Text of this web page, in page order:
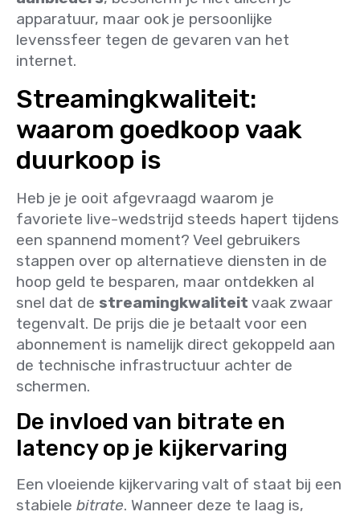
apparatuur, maar ook je persoonlijke
levenssfeer tegen de gevaren van het
internet.
Streamingkwaliteit:
waarom goedkoop vaak
duurkoop is
Heb je je ooit afgevraagd waarom je
favoriete live-wedstrijd steeds hapert tijdens
een spannend moment? Veel gebruikers
stappen over op alternatieve diensten in de
hoop geld te besparen, maar ontdekken al
snel dat de streamingkwaliteit vaak zwaar
tegenvalt. De prijs die je betaalt voor een
abonnement is namelijk direct gekoppeld aan
de technische infrastructuur achter de
schermen.
De invloed van bitrate en
latency op je kijkervaring
Een vloeiende kijkervaring valt of staat bij een
stabiele bitrate. Wanneer deze te laag is,